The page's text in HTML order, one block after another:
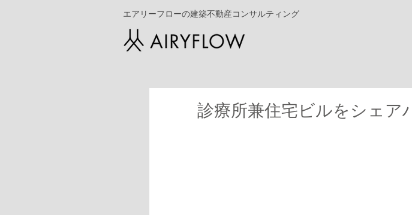
エアリーフローの建築不動産コンサルティング
診療所兼住宅ビルをシェア